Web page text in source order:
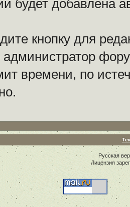
будет добавлена
кнопку для
администратор
времени, по
Русская
Лицензия